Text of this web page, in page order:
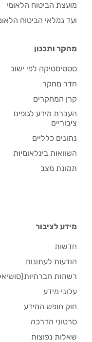
מועצת הביטוח הלאומי
ועד גמלאי הביטוח הלאומי
מחקר ותכנון
סטטיסטיקה לפי ישוב
חדר מחקר
קרן המחקרים
העברת מידע לגופים
ציבוריים
נתונים כלליים
השוואות בינלאומיות
תמונת מצב
מידע לציבור
חדשות
הודעות לעתונות
רשתות חברתיות(סושיאל)
עלוני מידע
חוק חופש המידע
סרטוני הדרכה
שאלות נפוצות